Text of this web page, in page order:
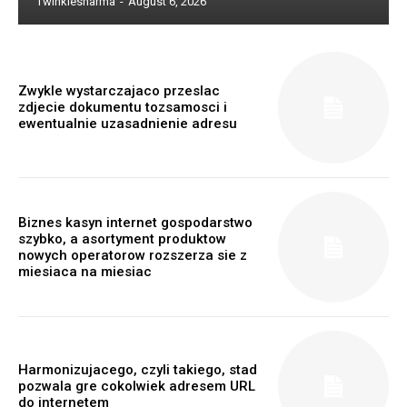
Zwykle wystarczajaco przeslac
zdjecie dokumentu tozsamosci i
ewentualnie uzasadnienie adresu
Biznes kasyn internet gospodarstwo
szybko, a asortyment produktow
nowych operatorow rozszerza sie z
miesiaca na miesiac
Harmonizujacego, czyli takiego, stad
pozwala gre cokolwiek adresem URL
do internetem